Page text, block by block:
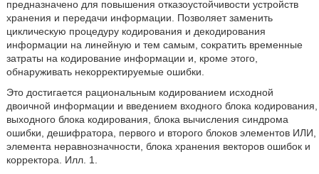
предназначено для повышения отказоустойчивости устройств
хранения и передачи информации. Позволяет заменить
циклическую процедуру кодирования и декодирования
информации на линейную и тем самым, сократить временные
затраты на кодирование информации и, кроме этого,
обнаруживать некорректируемые ошибки.
Это достигается рациональным кодированием исходной
двоичной информации и введением входного блока кодирования,
выходного блока кодирования, блока вычисления синдрома
ошибки, дешифратора, первого и второго блоков элементов ИЛИ,
элемента неравнозначности, блока хранения векторов ошибок и
корректора. Илл. 1.